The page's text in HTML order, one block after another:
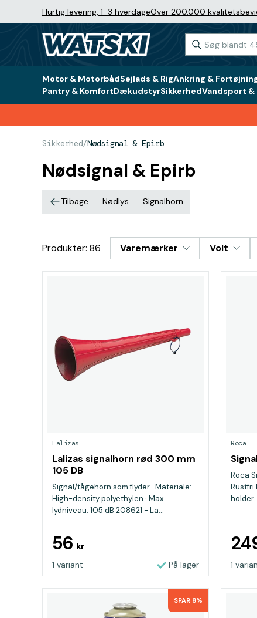
Hurtig levering, 1-3 hverdageOver 200.000
Motor & MotorbådSejlads & RigAnkring &
Pantry & KomfortDækudstyrSikkerhedVandsport &
Sikkerhed/Nødsignal & Epirb
Nødsignal & Epirb
Tilbage Nødlys Signalhorn
Produkter: 86 Varemærker Volt
Lalizas
Lalizas signalhorn rød 300 mm
105 DB
Signal/tågehorn som flyder · Materiale:
High-density polyethylen · Max
lydniveau: 105 dB 208621 - La...
56 kr
1 variant På lager
Roca
Roca
Rustfri
holder.
1
SPAR 8%